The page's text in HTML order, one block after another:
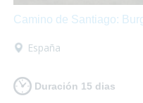
Camino de Santiago:
España
Duración 15 dias